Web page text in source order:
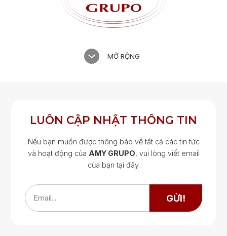
MỞ RỘNG
LUÔN CẬP NHẬT THÔNG TIN
Nếu bạn muốn được thông báo về tất cả các tin tức
và hoạt động của AMY GRUPO, vui lòng viết email
của bạn tại đây.
Email... GỬI!